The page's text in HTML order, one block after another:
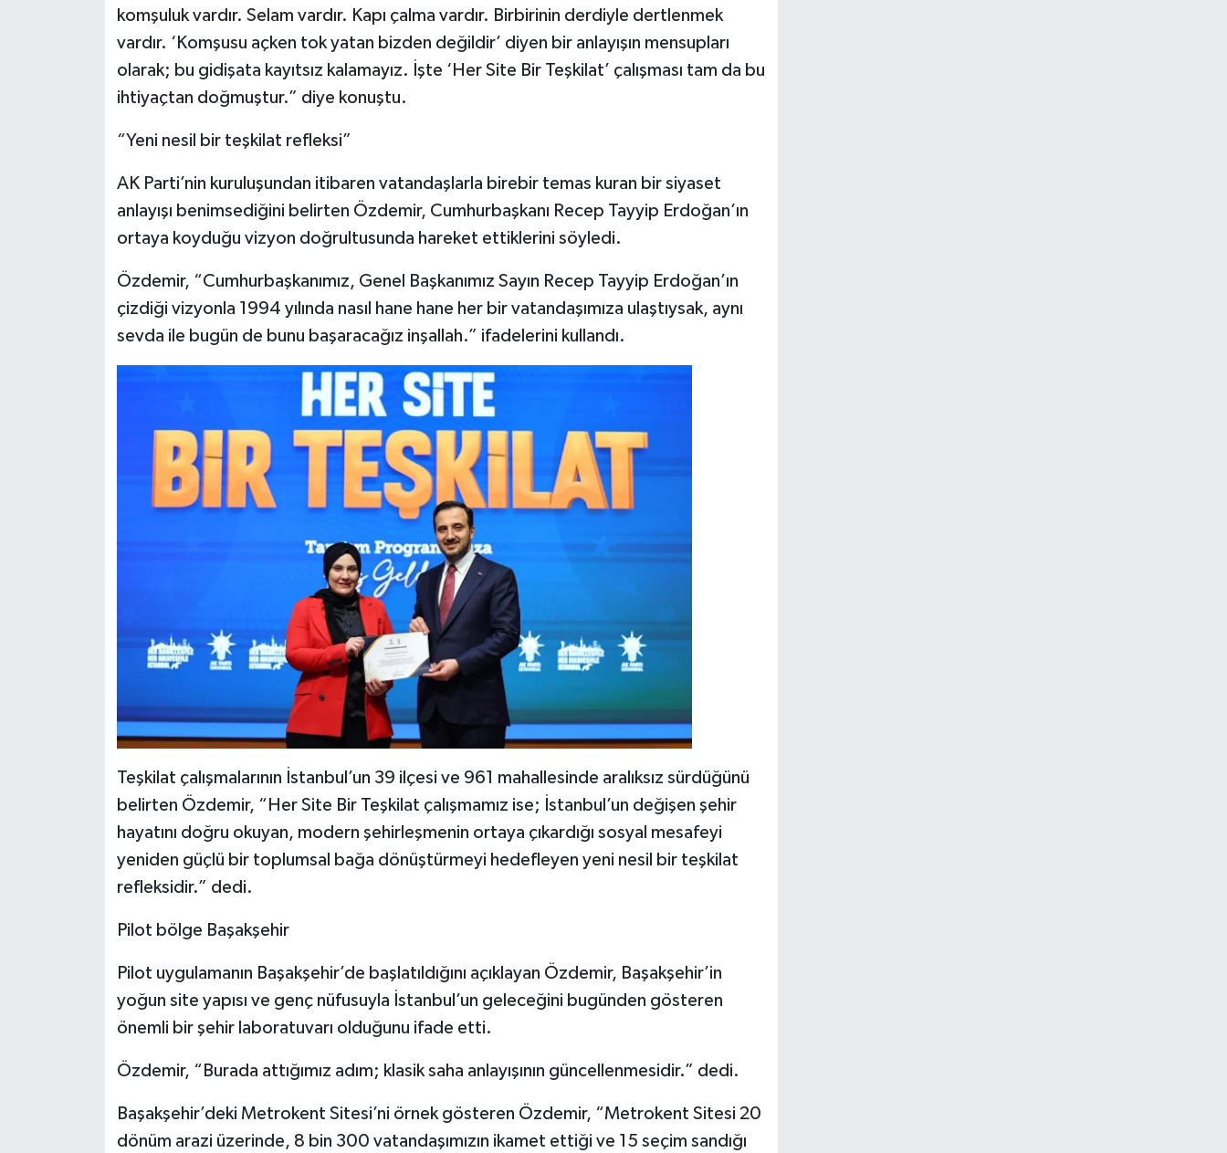
komşuluk vardır. Selam vardır. Kapı çalma vardır. Birbirinin derdiyle dertlenmek
vardır. ‘Komşusu açken tok yatan bizden değildir’ diyen bir anlayışın mensupları
olarak; bu gidişata kayıtsız kalamayız. İşte ‘Her Site Bir Teşkilat’ çalışması tam da bu
ihtiyaçtan doğmuştur.” diye konuştu.
“Yeni nesil bir teşkilat refleksi”
AK Parti’nin kuruluşundan itibaren vatandaşlarla birebir temas kuran bir siyaset
anlayışı benimsediğini belirten Özdemir, Cumhurbaşkanı Recep Tayyip Erdoğan’ın
ortaya koyduğu vizyon doğrultusunda hareket ettiklerini söyledi.
Özdemir, “Cumhurbaşkanımız, Genel Başkanımız Sayın Recep Tayyip Erdoğan’ın
çizdiği vizyonla 1994 yılında nasıl hane hane her bir vatandaşımıza ulaştıysak, aynı
sevda ile bugün de bunu başaracağız inşallah.” ifadelerini kullandı.
Teşkilat çalışmalarının İstanbul’un 39 ilçesi ve 961 mahallesinde aralıksız sürdüğünü
belirten Özdemir, “Her Site Bir Teşkilat çalışmamız ise; İstanbul’un değişen şehir
hayatını doğru okuyan, modern şehirleşmenin ortaya çıkardığı sosyal mesafeyi
yeniden güçlü bir toplumsal bağa dönüştürmeyi hedefleyen yeni nesil bir teşkilat
refleksidir.” dedi.
Pilot bölge Başakşehir
Pilot uygulamanın Başakşehir’de başlatıldığını açıklayan Özdemir, Başakşehir’in
yoğun site yapısı ve genç nüfusuyla İstanbul’un geleceğini bugünden gösteren
önemli bir şehir laboratuvarı olduğunu ifade etti.
Özdemir, “Burada attığımız adım; klasik saha anlayışının güncellenmesidir.” dedi.
Başakşehir’deki Metrokent Sitesi’ni örnek gösteren Özdemir, “Metrokent Sitesi 20
dönüm arazi üzerinde, 8 bin 300 vatandaşımızın ikamet ettiği ve 15 seçim sandığı